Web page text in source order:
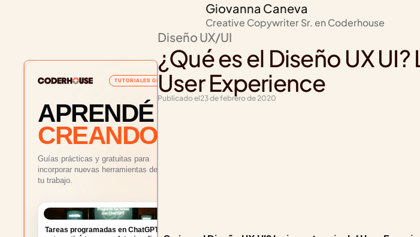
TUTORIALES GRATUITOS
APRENDÉ
CREANDO
Guías prácticas y gratuitas para
incorporar nuevas herramientas de IA a
tu trabajo.
Tareas programadas en ChatGPT:
Giovanna Caneva
Creative Copywriter Sr. en Coderhouse
Diseño UX/UI
¿Qué es el Diseño UX
User Experience
Publicado el23 de febrero de 2020